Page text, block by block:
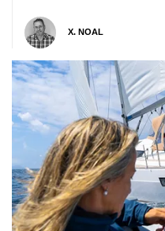
X. NOAL